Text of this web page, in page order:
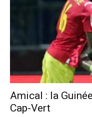
Amical : la
Cap-Vert